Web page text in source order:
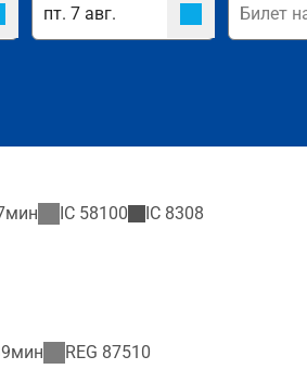
IC 58100 IC 8308
REG 87510